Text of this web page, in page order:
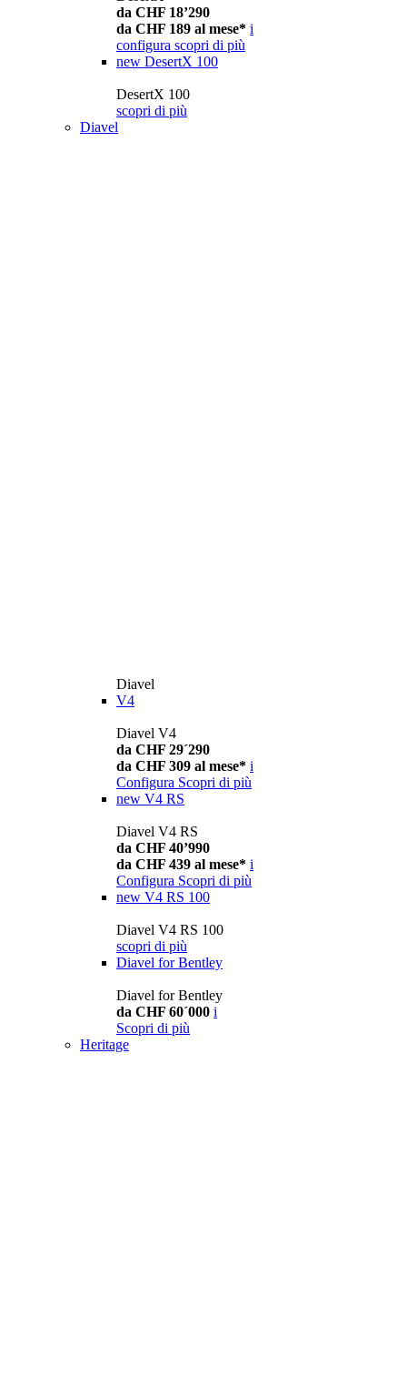
da CHF 18’290
da CHF 189 al mese* i
configura scopri di più
new DesertX 100
DesertX 100
scopri di più
Diavel
Diavel
V4
Diavel V4
da CHF 29´290
da CHF 309 al mese* i
Configura Scopri di più
new V4 RS
Diavel V4 RS
da CHF 40’990
da CHF 439 al mese* i
Configura Scopri di più
new V4 RS 100
Diavel V4 RS 100
scopri di più
Diavel for Bentley
Diavel for Bentley
da CHF 60´000 i
Scopri di più
Heritage